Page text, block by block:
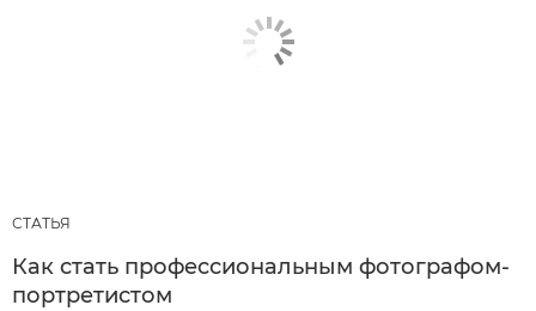
СТАТЬЯ
Как стать профессиональным фотографом-
портретистом